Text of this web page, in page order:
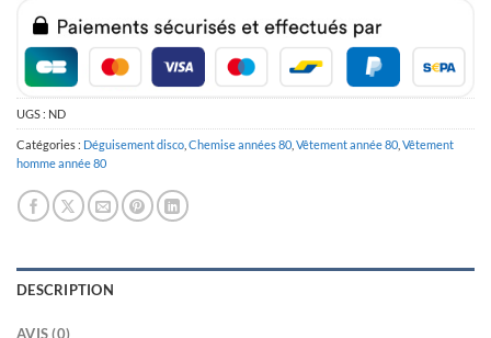
UGS : ND
Catégories : Déguisement disco Chemise années 80 Vêtement année 80 Vêtement
homme année 80
DESCRIPTION
AVIS (0)